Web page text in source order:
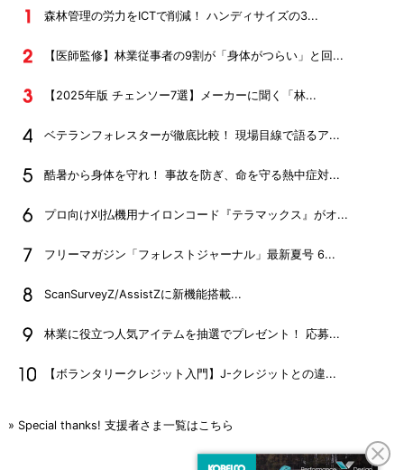
森林管理の労力をICTで削減！ ハンディサイズの3...
【医師監修】林業従事者の9割が「身体がつらい」と回...
【2025年版 チェンソー7選】メーカーに聞く「林...
ベテランフォレスターが徹底比較！ 現場目線で語るア...
酷暑から身体を守れ！ 事故を防ぎ、命を守る熱中症対...
プロ向け刈払機用ナイロンコード『テラマックス』がオ...
フリーマガジン「フォレストジャーナル」最新夏号 6...
ScanSurveyZ/AssistZに新機能搭載...
林業に役立つ人気アイテムを抽選でプレゼント！ 応募...
【ボランタリークレジット入門】J-クレジットとの違...
» Special thanks! 支援者さま一覧はこちら